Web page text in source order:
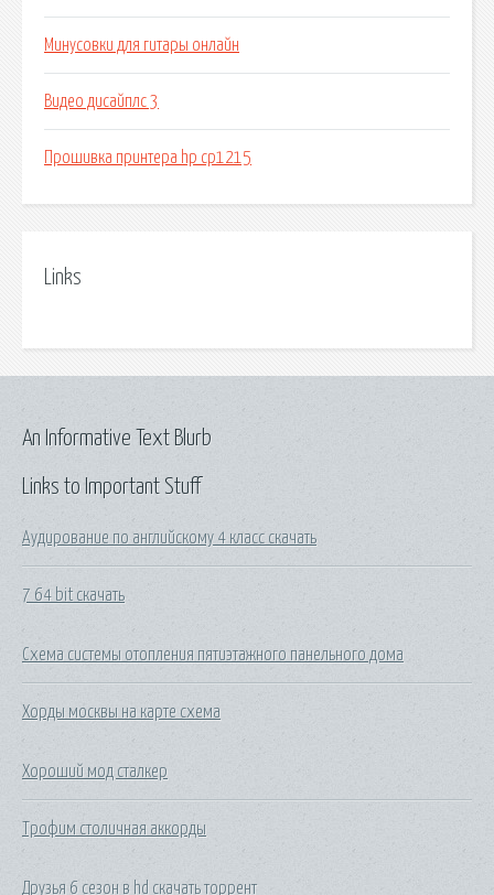
Минусовки для гитары онлайн
Видео дисайплс 3
Прошивка принтера hp cp1215
Links
Links to Important Stuff
Аудирование по английскому 4 класс скачать
7 64 bit скачать
Схема системы отопления пятиэтажного панельного дома
Хорды москвы на карте схема
Хороший мод сталкер
Трофим столичная аккорды
Друзья 6 сезон в hd скачать торрент
An Informative Text Blurb